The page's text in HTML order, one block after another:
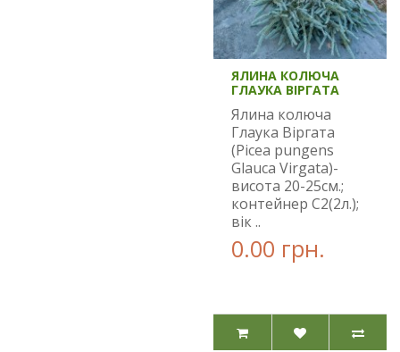
ЯЛИНА КОЛЮЧА
ГЛАУКА ВІРГАТА
Ялина колюча
Глаука Віргата
(Picea pungens
Glauca Virgata)-
висота 20-25см.;
контейнер С2(2л.);
вік ..
0.00 грн.